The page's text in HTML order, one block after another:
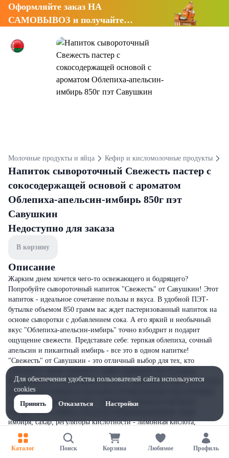
Оформляйте заказ НА
САМОВЫВОЗ и получайте
Молочные продукты и яйца Кефир и кисломолочные продукты
Напиток сывороточный Свежесть пастер с
сокосодержащей основой с ароматом
Облепиха-апельсин-имбирь 850г пэт
Савушкин
Недоступно для заказа
В корзину
Описание
Жарким днем хочется чего-то освежающего и бодрящего?
Попробуйте сывороточный напиток "Свежесть" от Савушкин! Этот
напиток - идеальное сочетание пользы и вкуса. В удобной ПЭТ-
бутылке объемом 850 грамм вас ждет пастеризованный напиток на
основе сыворотки с добавлением сока. А его яркий и необычный
вкус "Облепиха-апельсин-имбирь" точно взбодрит и подарит
ощущение свежести. Представьте себе: терпкая облепиха, сочный
апельсин и пикантный имбирь - все это в одном напитке!
"Свежесть" от Савушкин - это отличный выбор для тех, кто
заботится о своем здоровье и любит пробовать что-то новое.
Наслаждайтесь освежающим вкусом и заряжайтесь энергией на весь
день!Состав:Сыворотка молочная пастеризованная; вода питьевая;
сахар; сокосодержая основа с ароматом "Облепиха-апельсин-
имбирь" (сок и мякоть апельсина концентрированные; пюре
имбиря; сахар; регуляторы кислотности - лимонная кислота,
цитраты калия; стабилизаторы - гуаровя камедь, гуммиарабик;
антиокислитель - аскорбиновая кислота; краситель - кар
Каталог Поиск Корзина Любимое Профиль
Для обеспечения удобства пользователей сайта используются
cookies
Принять
Отказаться Настройки